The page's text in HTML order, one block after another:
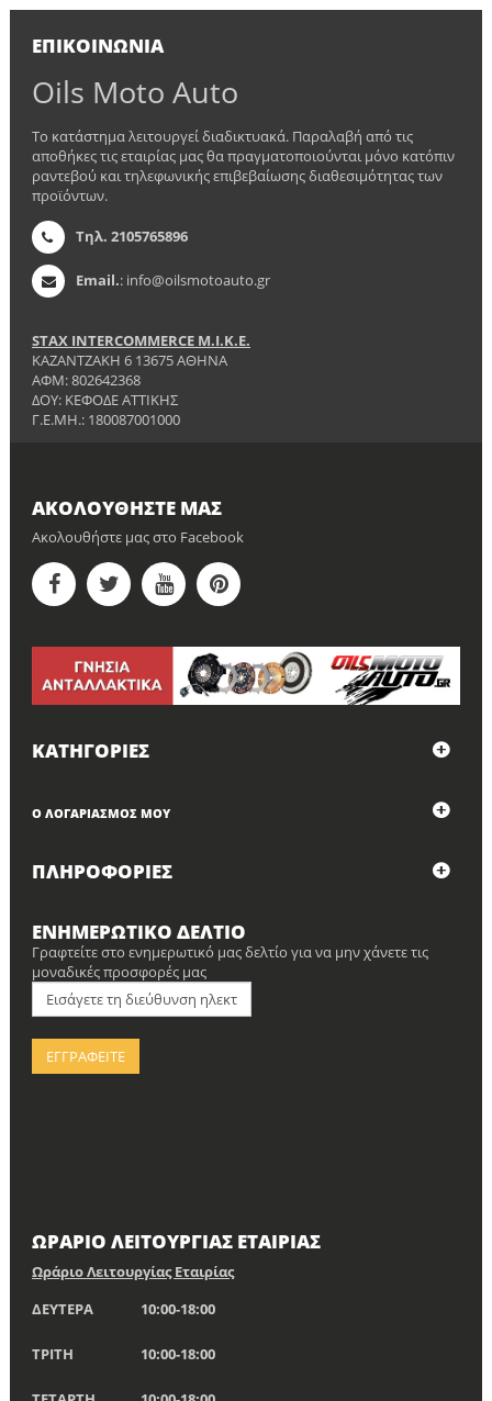
ΕΠΙΚΟΙΝΩΝΊΑ
Oils Moto Auto
Το κατάστημα λειτουργεί διαδικτυακά. Παραλαβή από τις
αποθήκες τις εταιρίας μας θα πραγματοποιούνται μόνο κατόπιν
ραντεβού και τηλεφωνικής επιβεβαίωσης διαθεσιμότητας των
προϊόντων.
Τηλ. 2105765896
Email.: info@oilsmotoauto.gr
STAX INTERCOMMERCE Μ.Ι.Κ.Ε.
ΚΑΖΑΝΤΖΑΚΗ 6 13675 ΑΘΗΝΑ
ΑΦΜ: 802642368
ΔΟΥ: ΚΕΦΟΔΕ ΑΤΤΙΚΗΣ
Γ.Ε.ΜΗ.: 180087001000
ΑΚΟΛΟΥΘΉΣΤΕ ΜΑΣ
Ακολουθήστε μας στο Facebook
ΚΑΤΗΓΟΡΊΕΣ
Ο ΛΟΓΑΡΙΑΣΜΌΣ ΜΟΥ
ΠΛΗΡΟΦΟΡΊΕΣ
ΕΝΗΜΕΡΩΤΙΚΌ ΔΕΛΤΊΟ
Γραφτείτε στο ενημερωτικό μας δελτίο για να μην χάνετε τις
μοναδικές προσφορές μας
ΩΡΑΡΙΟ ΛΕΙΤΟΥΡΓΙΑΣ ΕΤΑΙΡΙΑΣ
Ωράριο Λειτουργίας Εταιρίας
ΔΕΥΤΕΡΑ
10:00-18:00
ΤΡΙΤΗ 10:00-18:00